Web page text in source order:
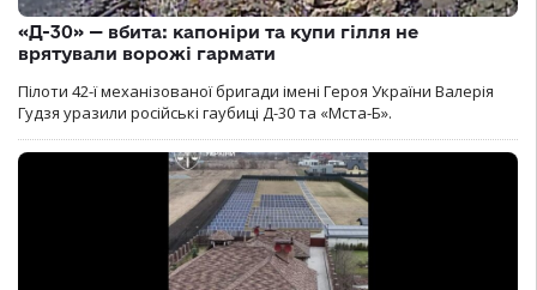
«Д-30» — вбита: капоніри та купи гілля не
врятували ворожі гармати
Пілоти 42-ї механізованої бригади імені Героя України Валерія
Гудзя уразили російські гаубиці Д-30 та «Мста-Б».